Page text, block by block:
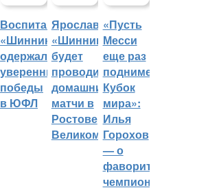
Воспитанники
«Шинника»
одержали
уверенные
победы
в ЮФЛ
Ярославский
«Шинник»
будет
проводить
домашние
матчи в
Ростове
Великом
«Пусть
Месси
еще раз
поднимет
Кубок
мира»:
Илья
Горохов
— о
фаворитах
чемпионата